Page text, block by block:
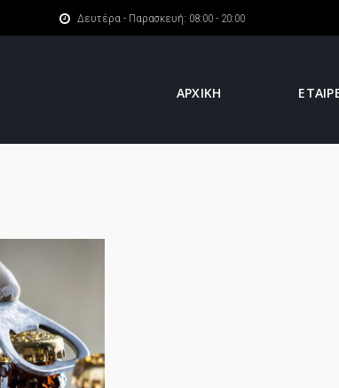
Δευτέρα - Παρασκευή: 08:00 - 20:00
ΑΡΧΙΚΗ